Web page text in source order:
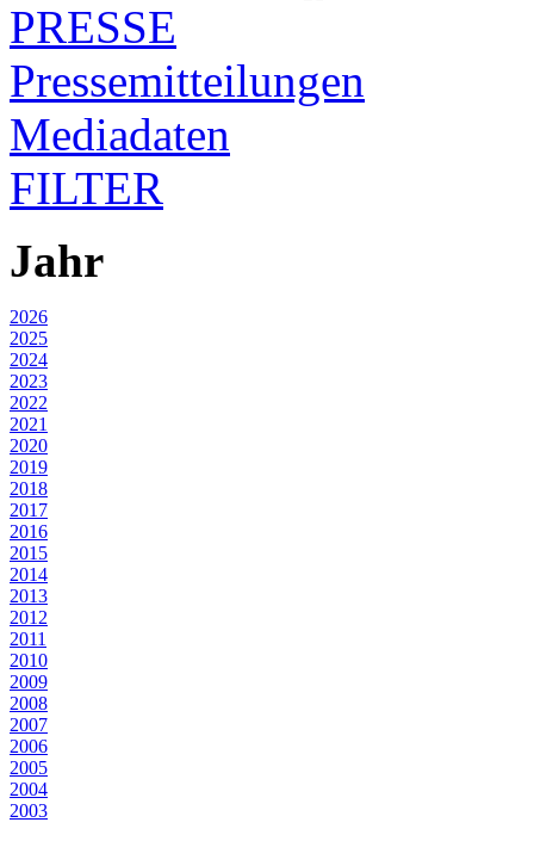
PRESSE
Pressemitteilungen
Mediadaten
FILTER
Jahr
2026
2025
2024
2023
2022
2021
2020
2019
2018
2017
2016
2015
2014
2013
2012
2011
2010
2009
2008
2007
2006
2005
2004
2003